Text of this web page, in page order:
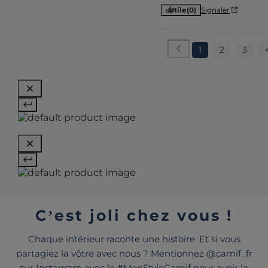
Utile(0) Signaler
1 2 3
C’est joli chez vous !
Chaque intérieur raconte une histoire. Et si vous
partagiez la vôtre avec nous ? Mentionnez @camif_fr